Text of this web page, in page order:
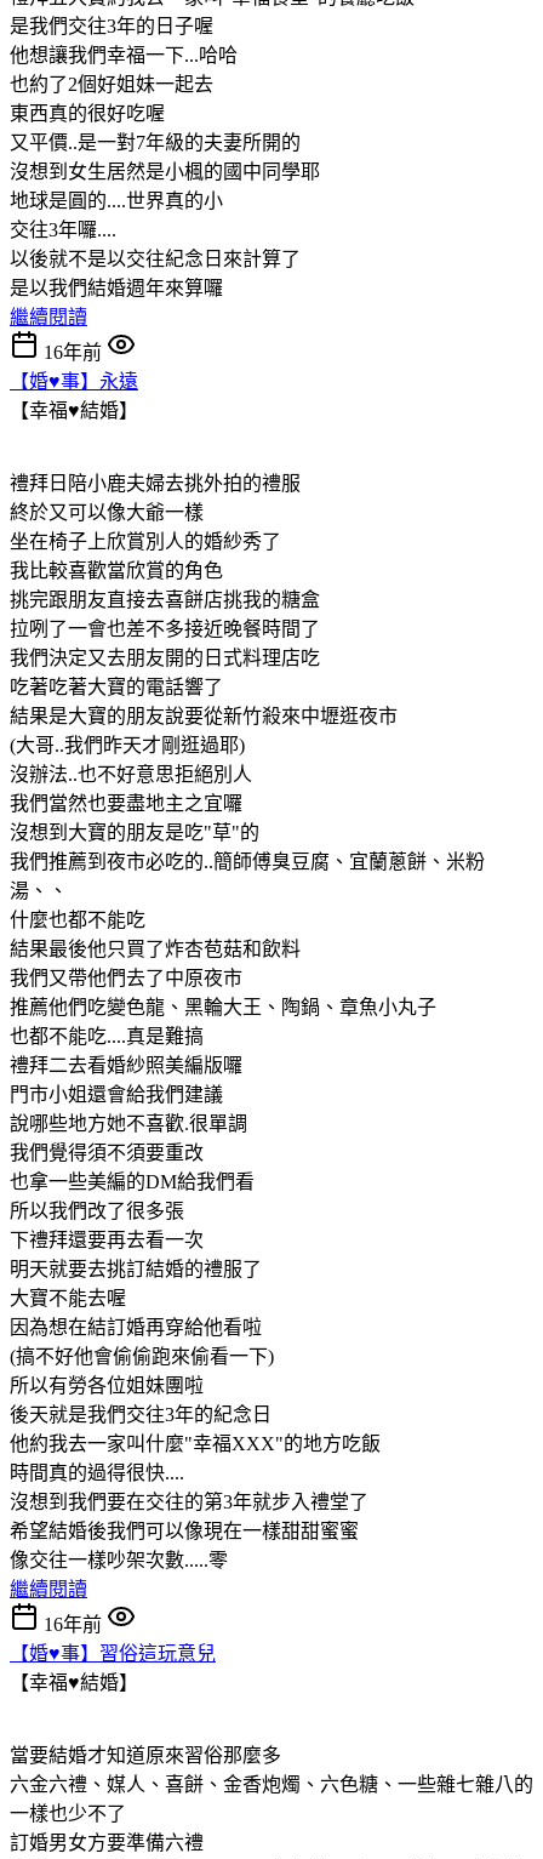
是我們交往3年的日子喔
他想讓我們幸福一下...哈哈
也約了2個好姐妹一起去
東西真的很好吃喔
又平價..是一對7年級的夫妻所開的
沒想到女生居然是小楓的國中同學耶
地球是圓的....世界真的小
交往3年囉....
以後就不是以交往紀念日來計算了
是以我們結婚週年來算囉
繼續閱讀
16年前
【婚♥事】永遠
【幸福♥結婚】
禮拜日陪小鹿夫婦去挑外拍的禮服
終於又可以像大爺一樣
坐在椅子上欣賞別人的婚紗秀了
我比較喜歡當欣賞的角色
挑完跟朋友直接去喜餅店挑我的糖盒
拉咧了一會也差不多接近晚餐時間了
我們決定又去朋友開的日式料理店吃
吃著吃著大寶的電話響了
結果是大寶的朋友說要從新竹殺來中壢逛夜市
(大哥..我們昨天才剛逛過耶)
沒辦法..也不好意思拒絕別人
我們當然也要盡地主之宜囉
沒想到大寶的朋友是吃"草"的
我們推薦到夜市必吃的..簡師傅臭豆腐、宜蘭蔥餅、米粉
湯、、
什麼也都不能吃
結果最後他只買了炸杏苞菇和飲料
我們又帶他們去了中原夜市
推薦他們吃變色龍、黑輪大王、陶鍋、章魚小丸子
也都不能吃....真是難搞
禮拜二去看婚紗照美編版囉
門市小姐還會給我們建議
說哪些地方她不喜歡.很單調
我們覺得須不須要重改
也拿一些美編的DM給我們看
所以我們改了很多張
下禮拜還要再去看一次
明天就要去挑訂結婚的禮服了
大寶不能去喔
因為想在結訂婚再穿給他看啦
(搞不好他會偷偷跑來偷看一下)
所以有勞各位姐妹團啦
後天就是我們交往3年的紀念日
他約我去一家叫什麼"幸福XXX"的地方吃飯
時間真的過得很快....
沒想到我們要在交往的第3年就步入禮堂了
希望結婚後我們可以像現在一樣甜甜蜜蜜
像交往一樣吵架次數.....零
繼續閱讀
16年前
【婚♥事】習俗這玩意兒
【幸福♥結婚】
當要結婚才知道原來習俗那麼多
六金六禮、媒人、喜餅、金香炮燭、六色糖、一些雜七雜八的
一樣也少不了
訂婚男女方要準備六禮